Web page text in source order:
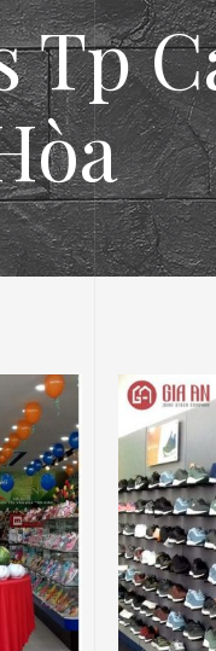
Tp